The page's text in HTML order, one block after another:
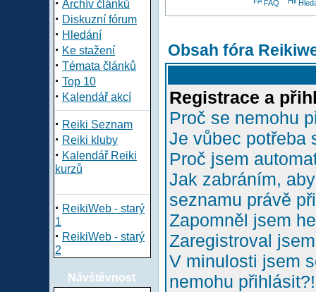
· Archív článků
· Diskuzní fórum
· Hledání
· Ke stažení
· Témata článků
· Top 10
· Kalendář akcí
· Reiki Seznam
· Reiki kluby
· Kalendář Reiki
kurzů
· ReikiWeb - starý
1
· ReikiWeb - starý
2
Návštěvnost
FAQ
Obsah fóra
Registrace a
Proč se nemohu
Je vůbec potřeba
Proč jsem
Jak zabráním,
seznamu právě
Zapomněl jsem
Zaregistroval
V minulosti jsem
nemohu přihlásit?!